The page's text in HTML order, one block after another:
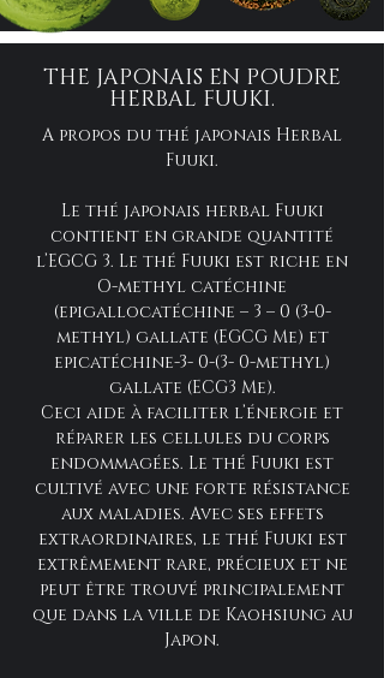
THE JAPONAIS EN POUDRE
HERBAL FUUKI.
A propos du thé japonais Herbal
Fuuki.
Le thé japonais herbal Fuuki
contient en grande quantité
l’EGCG 3. Le thé Fuuki est riche en
O-methyl catéchine
(epigallocatéchine – 3 – 0 (3-0-
methyl) gallate (EGCG Me) et
epicatéchine-3- 0-(3- 0-methyl)
gallate (ECG3 Me).
Ceci aide à faciliter l’énergie et
réparer les cellules du corps
endommagées. Le thé Fuuki est
cultivé avec une forte résistance
aux maladies. Avec ses effets
extraordinaires, le thé Fuuki est
extrêmement rare, précieux et ne
peut être trouvé principalement
que dans la ville de Kaohsiung au
Japon.